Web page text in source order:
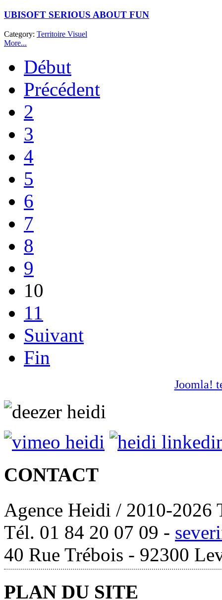
UBISOFT SERIOUS ABOUT FUN
Category: Territoire Visuel
More...
Début
Précédent
2
3
4
5
6
7
8
9
10
11
Suivant
Fin
Joomla!
CONTACT
Agence Heidi / 2010-2026
Tél. 01 84 20 07 09 -
40 Rue Trébois - 92300
PLAN DU SITE